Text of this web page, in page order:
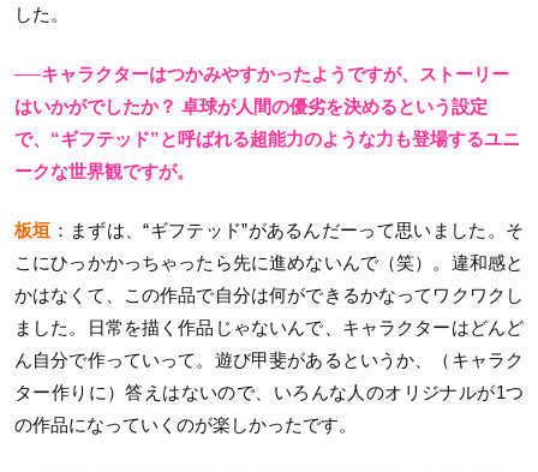
した。
──キャラクターはつかみやすかったようですが、ストーリー
はいかがでしたか？ 卓球が人間の優劣を決めるという設定
で、“ギフテッド”と呼ばれる超能力のような力も登場するユニ
ークな世界観ですが。
板垣 ：まずは、“ギフテッド”があるんだーって思いました。そ
こにひっかかっちゃったら先に進めないんで（笑）。違和感と
かはなくて、この作品で自分は何ができるかなってワクワクし
ました。日常を描く作品じゃないんで、キャラクターはどんど
ん自分で作っていって。遊び甲斐があるというか、（キャラク
ター作りに）答えはないので、いろんな人のオリジナルが1つ
の作品になっていくのが楽しかったです。